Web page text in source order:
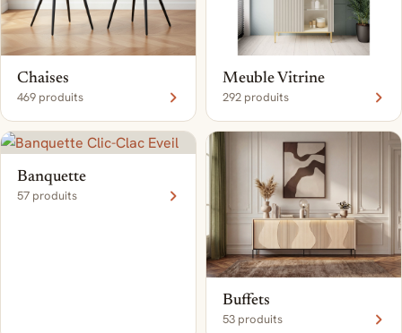
Chaises
469 produits
Meuble Vitrine
292 produits
Banquette
57 produits
Buffets
53 produits